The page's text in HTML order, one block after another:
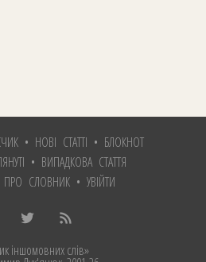
• НОВІ СТАТТІ • БЛОКНОТ
• ВИПАДКОВА СТАТТЯ
ПРО СЛОВНИК• УВІЙТИ
іншомовних слів»